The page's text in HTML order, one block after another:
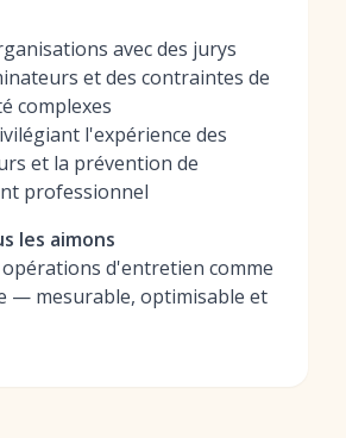
avec des jurys
et des contraintes de
complexes
l'expérience des
et la prévention de
professionnel
les aimons
d'entretien comme
— mesurable, optimisable et